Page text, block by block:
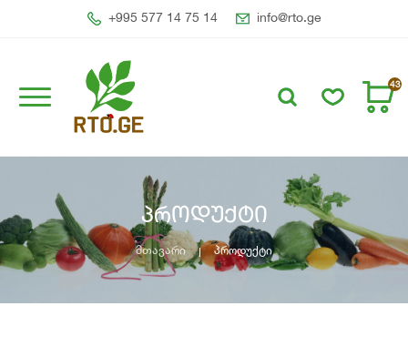
+995 577 14 75 14 info@rto.ge
43
პროდუქტი
მთავარი პროდუქტი